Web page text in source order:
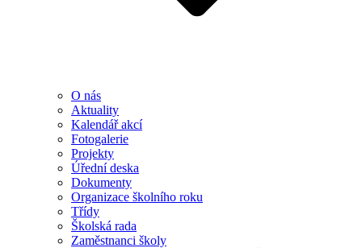
O nás
Aktuality
Kalendář akcí
Fotogalerie
Projekty
Úřední deska
Dokumenty
Organizace školního roku
Třídy
Školská rada
Zaměstnanci školy